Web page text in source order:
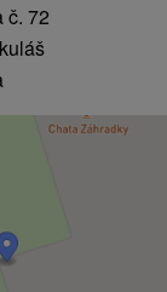
č. 72